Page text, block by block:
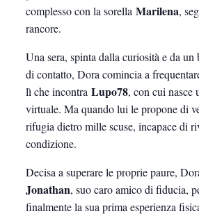
complesso con la sorella Marilena,
rancore.
Una sera, spinta dalla curiosità e da un
di contatto, Dora comincia a
lì che incontra Lupo78, con cui nasce
virtuale. Ma quando lui le propone di
rifugia dietro mille scuse, incapace di
condizione.
Decisa a superare le proprie paure,
Jonathan, suo caro amico di fiducia,
finalmente la sua prima esperienza